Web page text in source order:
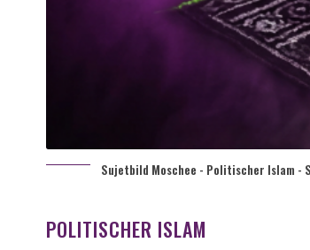
Sujetbild Moschee - Politischer Islam -
POLITISCHER ISLAM